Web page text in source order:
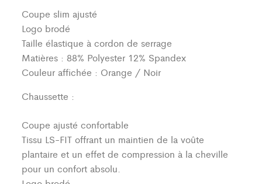
Coupe slim ajusté
Logo brodé
Taille élastique à cordon de serrage
Matières : 88% Polyester 12% Spandex
Couleur affichée : Orange / Noir
Chaussette :
Coupe ajusté confortable
Tissu LS-FIT offrant un maintien de la voûte
plantaire et un effet de compression à la cheville
pour un confort absolu.